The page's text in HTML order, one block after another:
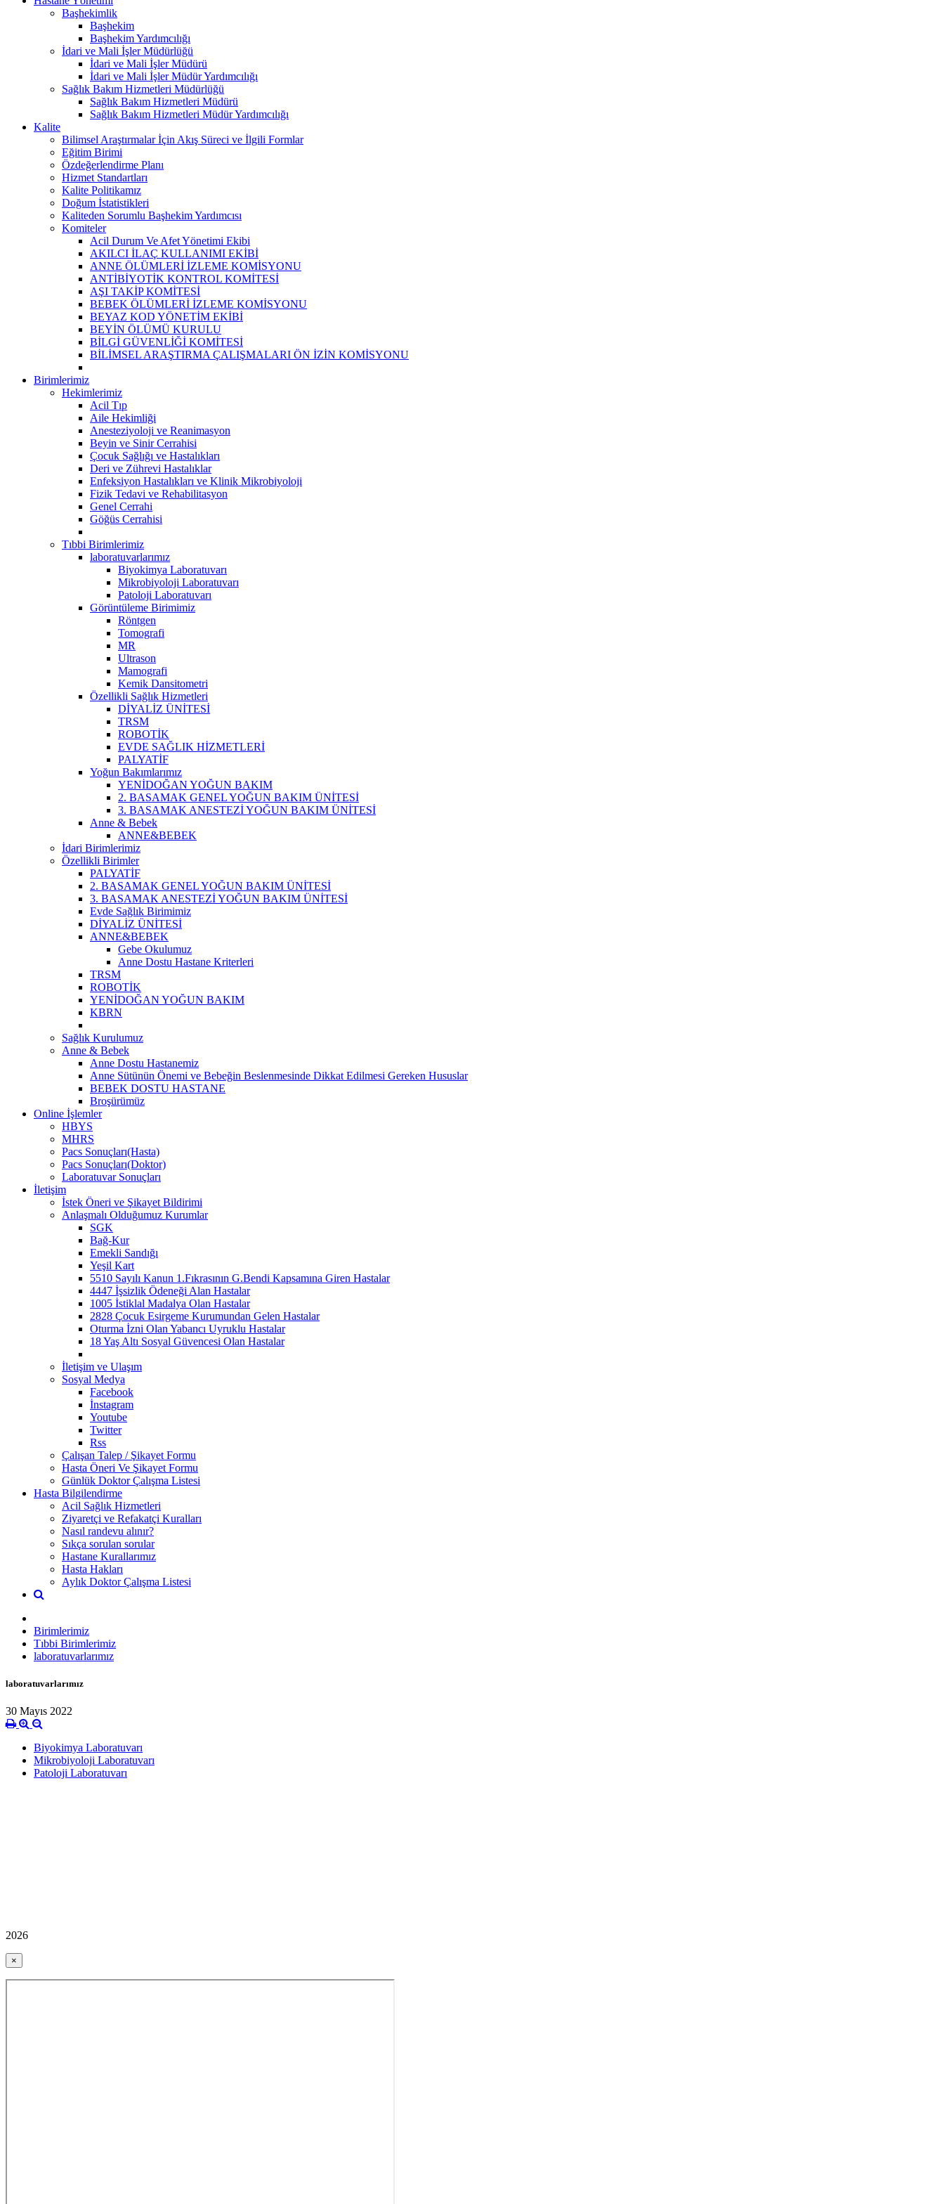
Başhekimlik
Başhekim
Başhekim Yardımcılığı
İdari ve Mali İşler Müdürlüğü
İdari ve Mali İşler Müdürü
İdari ve Mali İşler Müdür Yardımcılığı
Sağlık Bakım Hizmetleri Müdürlüğü
Sağlık Bakım Hizmetleri Müdürü
Sağlık Bakım Hizmetleri Müdür Yardımcılığı
Kalite
Bilimsel Araştırmalar İçin Akış Süreci ve İlgili Formlar
Eğitim Birimi
Özdeğerlendirme Planı
Hizmet Standartları
Kalite Politikamız
Doğum İstatistikleri
Kaliteden Sorumlu Başhekim Yardımcısı
Komiteler
Acil Durum Ve Afet Yönetimi Ekibi
AKILCI İLAÇ KULLANIMI EKİBİ
ANNE ÖLÜMLERİ İZLEME KOMİSYONU
ANTİBİYOTİK KONTROL KOMİTESİ
AŞI TAKİP KOMİTESİ
BEBEK ÖLÜMLERİ İZLEME KOMİSYONU
BEYAZ KOD YÖNETİM EKİBİ
BEYİN ÖLÜMÜ KURULU
BİLGİ GÜVENLİĞİ KOMİTESİ
BİLİMSEL ARAŞTIRMA ÇALIŞMALARI ÖN İZİN KOMİSYONU
Birimlerimiz
Hekimlerimiz
Acil Tıp
Aile Hekimliği
Anesteziyoloji ve Reanimasyon
Beyin ve Sinir Cerrahisi
Çocuk Sağlığı ve Hastalıkları
Deri ve Zührevi Hastalıklar
Enfeksiyon Hastalıkları ve Klinik Mikrobiyoloji
Fizik Tedavi ve Rehabilitasyon
Genel Cerrahi
Göğüs Cerrahisi
Tıbbi Birimlerimiz
laboratuvarlarımız
Biyokimya Laboratuvarı
Mikrobiyoloji Laboratuvarı
Patoloji Laboratuvarı
Görüntüleme Birimimiz
Röntgen
Tomografi
MR
Ultrason
Mamografi
Kemik Dansitometri
Özellikli Sağlık Hizmetleri
DİYALİZ ÜNİTESİ
TRSM
ROBOTİK
EVDE SAĞLIK HİZMETLERİ
PALYATİF
Yoğun Bakımlarımız
YENİDOĞAN YOĞUN BAKIM
2. BASAMAK GENEL YOĞUN BAKIM ÜNİTESİ
3. BASAMAK ANESTEZİ YOĞUN BAKIM ÜNİTESİ
Anne & Bebek
ANNE&BEBEK
İdari Birimlerimiz
Özellikli Birimler
PALYATİF
2. BASAMAK GENEL YOĞUN BAKIM ÜNİTESİ
3. BASAMAK ANESTEZİ YOĞUN BAKIM ÜNİTESİ
Evde Sağlık Birimimiz
DİYALİZ ÜNİTESİ
ANNE&BEBEK
Gebe Okulumuz
Anne Dostu Hastane Kriterleri
TRSM
ROBOTİK
YENİDOĞAN YOĞUN BAKIM
KBRN
Sağlık Kurulumuz
Anne & Bebek
Anne Dostu Hastanemiz
Anne Sütünün Önemi ve Bebeğin Beslenmesinde Dikkat Edilmesi Gereken Hususlar
BEBEK DOSTU HASTANE
Broşürümüz
Online İşlemler
HBYS
MHRS
Pacs Sonuçları(Hasta)
Pacs Sonuçları(Doktor)
Laboratuvar Sonuçları
İletişim
İstek Öneri ve Şikayet Bildirimi
Anlaşmalı Olduğumuz Kurumlar
SGK
Bağ-Kur
Emekli Sandığı
Yeşil Kart
5510 Sayılı Kanun 1.Fıkrasının G.Bendi Kapsamına Giren Hastalar
4447 İşsizlik Ödeneği Alan Hastalar
1005 İstiklal Madalya Olan Hastalar
2828 Çocuk Esirgeme Kurumundan Gelen Hastalar
Oturma İzni Olan Yabancı Uyruklu Hastalar
18 Yaş Altı Sosyal Güvencesi Olan Hastalar
İletişim ve Ulaşım
Sosyal Medya
Facebook
İnstagram
Youtube
Twitter
Rss
Çalışan Talep / Şikayet Formu
Hasta Öneri Ve Şikayet Formu
Günlük Doktor Çalışma Listesi
Hasta Bilgilendirme
Acil Sağlık Hizmetleri
Ziyaretçi ve Refakatçi Kuralları
Nasıl randevu alınır?
Sıkça sorulan sorular
Hastane Kurallarımız
Hasta Hakları
Aylık Doktor Çalışma Listesi
Birimlerimiz
Tıbbi Birimlerimiz
laboratuvarlarımız
laboratuvarlarımız
30 Mayıs 2022
Biyokimya Laboratuvarı
Mikrobiyoloji Laboratuvarı
Patoloji Laboratuvarı
2026
×